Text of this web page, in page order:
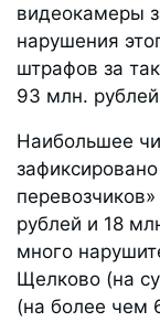
видеокамеры
нарушения
штрафов за
93 млн.
Наибольшее
рублей и 18
много
Щелково (на
(на более чем